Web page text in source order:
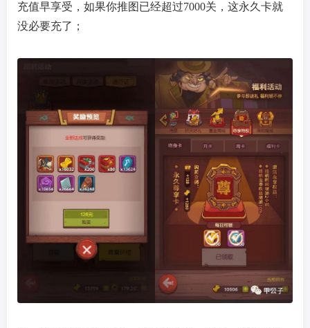
充值早享受，如果你推图已经超过7000关，这永久卡就
没必要充了；